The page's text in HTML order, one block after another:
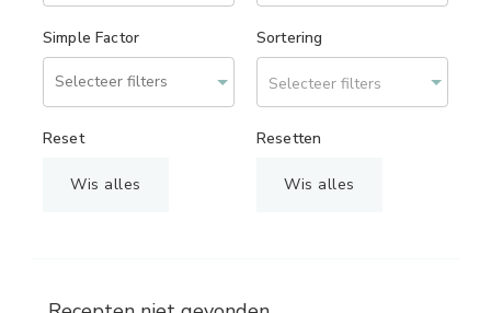
Simple Factor Sortering
Selecteer filters
Reset
Wis alles
Resetten
Wis alles